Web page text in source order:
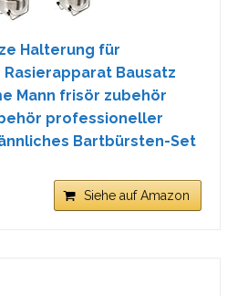
Halterung für
Bausatz
Mann frisör zubehör
professioneller
Bartbürsten-Set
Siehe auf Amazon